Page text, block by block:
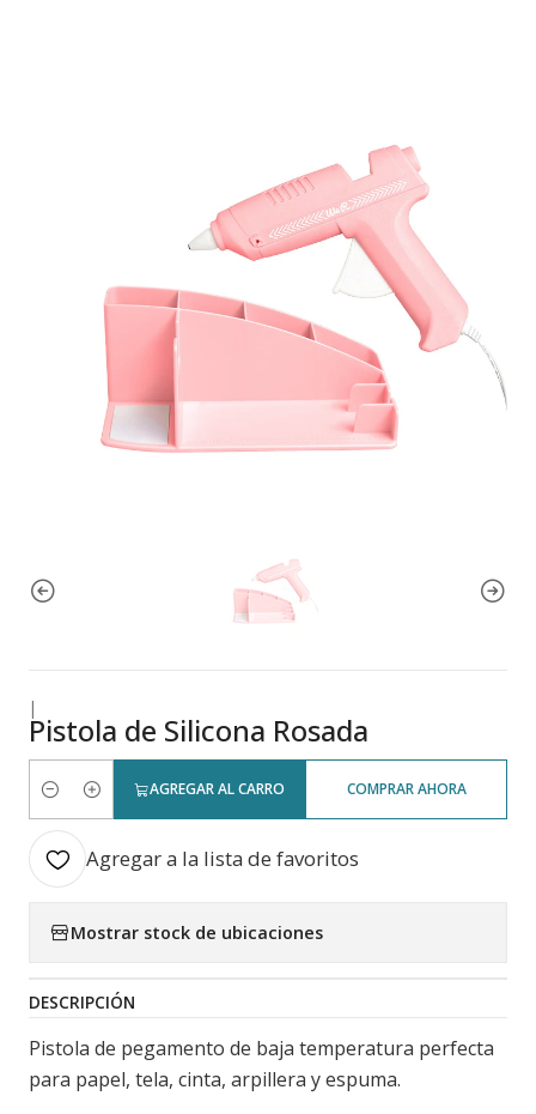
|
Pistola de Silicona Rosada
Cantidad
AGREGAR AL CARRO COMPRAR AHORA
Agregar a la lista de favoritos
Mostrar stock de ubicaciones
DESCRIPCIÓN
Pistola de pegamento de baja temperatura perfecta
para papel, tela, cinta, arpillera y espuma.